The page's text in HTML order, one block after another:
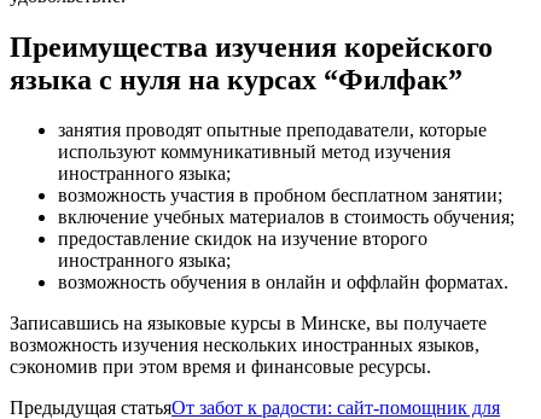
Преимущества изучения корейского
языка с нуля на курсах “Филфак”
занятия проводят опытные преподаватели, которые
используют коммуникативный метод изучения
иностранного языка;
возможность участия в пробном бесплатном занятии;
включение учебных материалов в стоимость обучения;
предоставление скидок на изучение второго
иностранного языка;
возможность обучения в онлайн и оффлайн форматах.
Записавшись на языковые курсы в Минске, вы получаете
возможность изучения нескольких иностранных языков,
сэкономив при этом время и финансовые ресурсы.
Предыдущая статьяОт забот к радости: сайт-помощник для